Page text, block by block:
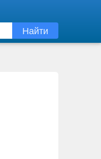
Найти